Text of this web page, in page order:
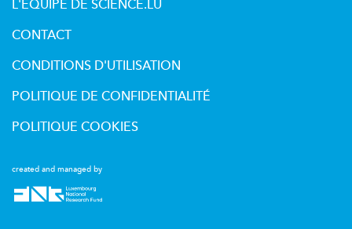
created and managed by
L'ÉQUIPE DE SCIENCE.LU
CONTACT
CONDITIONS D'UTILISATION
POLITIQUE DE CONFIDENTIALITÉ
POLITIQUE COOKIES